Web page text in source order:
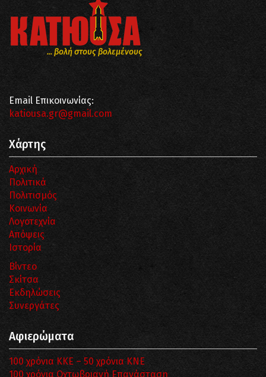
... βολή στους βολεμένους
Email Επικοινωνίας:
katiousa.gr@gmail.com
Χάρτης
Αρχική
Πολιτικά
Πολιτισμός
Κοινωνία
Λογοτεχνία
Απόψεις
Ιστορία
Βίντεο
Σκίτσα
Εκδηλώσεις
Συνεργάτες
Αφιερώματα
100 χρόνια ΚΚΕ – 50 χρόνια ΚΝΕ
100 χρόνια Οχτωβριανή Επανάσταση